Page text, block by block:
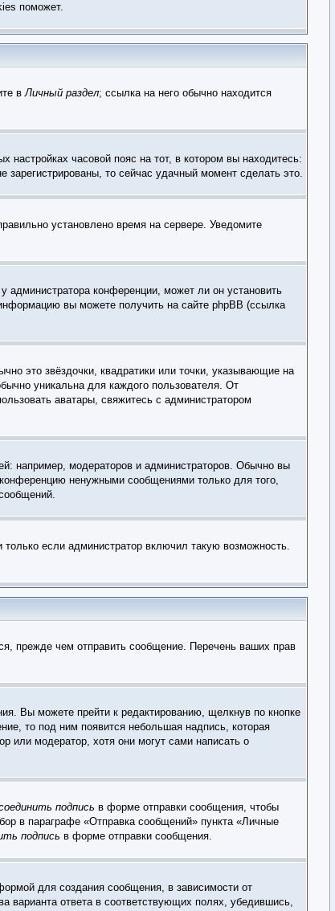
поможет.
вЛичный раздел; ссылка на него обычно находится
часовой пояс на тот, в котором вы находитесь:
зарегистрированы, то сейчас удачный момент сделать это.
установлено время на сервере. Уведомите
администратора конференции, может ли он установить
вы можете получить на сайте phpBB (ссылка
это звёздочки, квадратики или точки, указывающие на
уникальна для каждого пользователя. От
аватары, свяжитесь с администратором
например, модераторов и администраторов. Обычно вы
ненужными сообщениями только для того,
если администратор включил такую возможность.
прежде чем отправить сообщение. Перечень ваших прав
Вы можете прейти к редактированию, щелкнув по кнопке
то под ним появится небольшая надпись, которая
или модератор, хотя они могут сами написать о
подпись в форме отправки сообщения, чтобы
в параграфе «Отправка сообщений» пункта «Личные
подпись в форме отправки сообщения.
для создания сообщения, в зависимости от
варианта ответа в соответствующих полях, убедившись,